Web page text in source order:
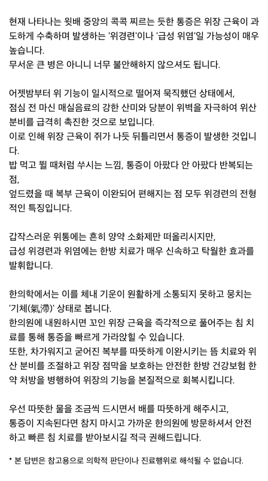
현재 나타나는 윗배 중앙의 콕콕 찌르는 듯한 통증은 위장 근육이 과
도하게 수축하며 발생하는 '위경련'이나 '급성 위염'일 가능성이 매우
높습니다.
무서운 큰 병은 아니니 너무 불안해하지 않으셔도 됩니다.
어젯밤부터 위 기능이 일시적으로 떨어져 묵직했던 상태에서,
점심 전 마신 매실음료의 강한 산미와 당분이 위벽을 자극하여 위산
분비를 급격히 촉진한 것으로 보입니다.
이로 인해 위장 근육이 쥐가 나듯 뒤틀리면서 통증이 발생한 것입니
다.
밥 먹고 뛸 때처럼 쑤시는 느낌, 통증이 아팠다 안 아팠다 반복되는
점,
엎드렸을 때 복부 근육이 이완되어 편해지는 점 모두 위경련의 전형
적인 특징입니다.
갑작스러운 위통에는 흔히 양약 소화제만 떠올리시지만,
급성 위경련과 위염에는 한방 치료가 매우 신속하고 탁월한 효과를
발휘합니다.
한의학에서는 이를 체내 기운이 원활하게 소통되지 못하고 뭉치는
'기체(氣滯)' 상태로 봅니다.
한의원에 내원하시면 꼬인 위장 근육을 즉각적으로 풀어주는 침 치
료를 통해 통증을 빠르게 가라앉힐 수 있습니다.
또한, 차가워지고 굳어진 복부를 따뜻하게 이완시키는 뜸 치료와 위
산 분비를 조절하고 위장 점막을 보호하는 안전한 한방 건강보험 한
약 처방을 병행하여 위장의 기능을 본질적으로 회복시킵니다.
우선 따뜻한 물을 조금씩 드시면서 배를 따뜻하게 해주시고,
통증이 지속된다면 참지 마시고 가까운 한의원에 방문하셔서 안전
하고 빠른 침 치료를 받아보시길 적극 권해드립니다.
* 본 답변은 참고용으로 의학적 판단이나 진료행위로 해석될 수 없습니다.